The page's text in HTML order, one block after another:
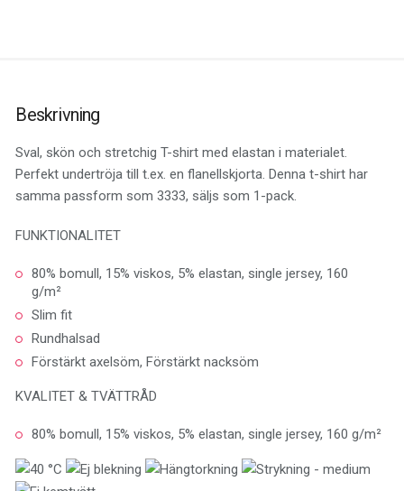
Beskrivning
Sval, skön och stretchig T-shirt med elastan i materialet.
Perfekt undertröja till t.ex. en flanellskjorta. Denna t-shirt har
samma passform som 3333, säljs som 1-pack.
FUNKTIONALITET
80% bomull, 15% viskos, 5% elastan, single jersey, 160
g/m²
Slim fit
Rundhalsad
Förstärkt axelsöm, Förstärkt nacksöm
KVALITET & TVÄTTRÅD
80% bomull, 15% viskos, 5% elastan, single jersey, 160 g/m²